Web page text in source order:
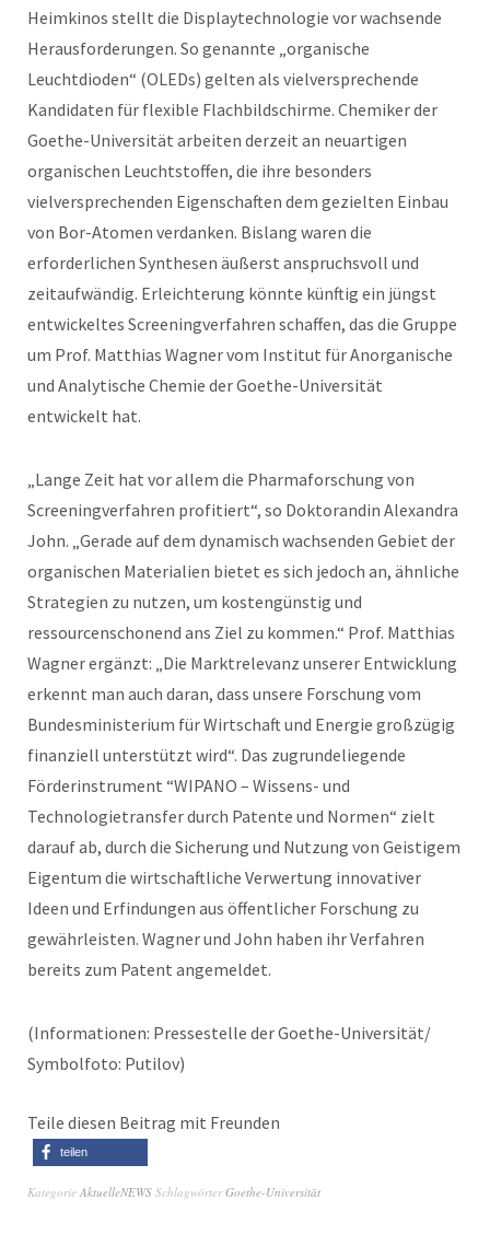
Heimkinos stellt die Displaytechnologie vor wachsende
Herausforderungen. So genannte „organische
Leuchtdioden“ (OLEDs) gelten als vielversprechende
Kandidaten für flexible Flachbildschirme. Chemiker der
Goethe-Universität arbeiten derzeit an neuartigen
organischen Leuchtstoffen, die ihre besonders
vielversprechenden Eigenschaften dem gezielten Einbau
von Bor-Atomen verdanken. Bislang waren die
erforderlichen Synthesen äußerst anspruchsvoll und
zeitaufwändig. Erleichterung könnte künftig ein jüngst
entwickeltes Screeningverfahren schaffen, das die Gruppe
um Prof. Matthias Wagner vom Institut für Anorganische
und Analytische Chemie der Goethe-Universität
entwickelt hat.
„Lange Zeit hat vor allem die Pharmaforschung von
Screeningverfahren profitiert“, so Doktorandin Alexandra
John. „Gerade auf dem dynamisch wachsenden Gebiet der
organischen Materialien bietet es sich jedoch an, ähnliche
Strategien zu nutzen, um kostengünstig und
ressourcenschonend ans Ziel zu kommen.“ Prof. Matthias
Wagner ergänzt: „Die Marktrelevanz unserer Entwicklung
erkennt man auch daran, dass unsere Forschung vom
Bundesministerium für Wirtschaft und Energie großzügig
finanziell unterstützt wird“. Das zugrundeliegende
Förderinstrument “WIPANO – Wissens- und
Technologietransfer durch Patente und Normen“ zielt
darauf ab, durch die Sicherung und Nutzung von Geistigem
Eigentum die wirtschaftliche Verwertung innovativer
Ideen und Erfindungen aus öffentlicher Forschung zu
gewährleisten. Wagner und John haben ihr Verfahren
bereits zum Patent angemeldet.
(Informationen: Pressestelle der Goethe-Universität/
Symbolfoto: Putilov)
Teile diesen Beitrag mit Freunden
teilen
Kategorie AktuelleNEWS SchlagwörterGoethe-Universität